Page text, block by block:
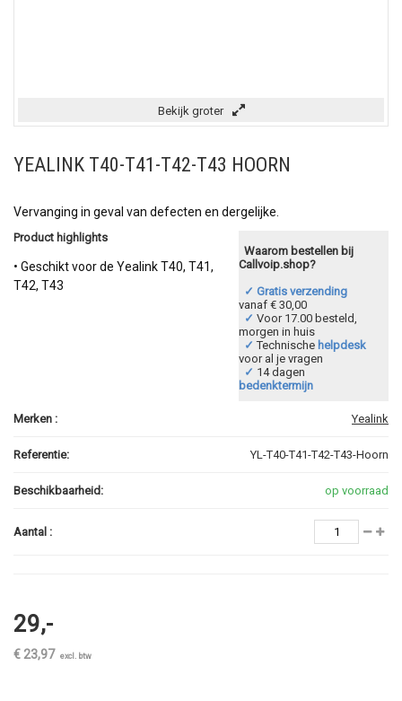
Bekijk groter
YEALINK T40-T41-T42-T43 HOORN
Vervanging in geval van defecten en dergelijke.
Product highlights
• Geschikt voor de Yealink T40, T41,
T42, T43
Waarom bestellen bij
Callvoip.shop?
✓ Gratis verzending
vanaf € 30,00
✓ Voor 17.00 besteld,
morgen in huis
✓ Technische helpdesk
voor al je vragen
✓ 14 dagen
bedenktermijn
Merken : Yealink
Referentie: YL-T40-T41-T42-T43-Hoorn
Beschikbaarheid: op voorraad
Aantal :
29,-
€ 23,97 excl. btw